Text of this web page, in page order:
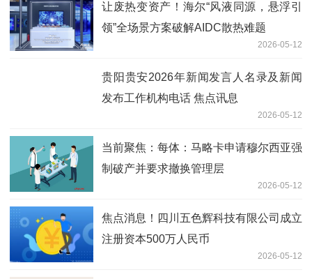
让废热变资产！海尔“风液同源，悬浮引
领”全场景方案破解AIDC散热难题
2026-05-12
贵阳贵安2026年新闻发言人名录及新闻
发布工作机构电话 焦点讯息
2026-05-12
当前聚焦：每体：马略卡申请穆尔西亚强
制破产并要求撤换管理层
2026-05-12
焦点消息！四川五色辉科技有限公司成立
注册资本500万人民币
2026-05-12